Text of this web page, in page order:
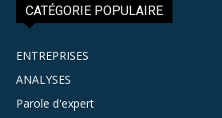
CATÉGORIE POPULAIRE
ENTREPRISES
ANALYSES
Parole d'expert